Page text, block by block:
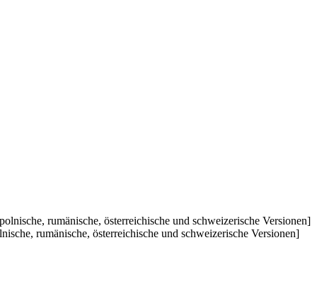
rumänische, österreichische und schweizerische Versionen]